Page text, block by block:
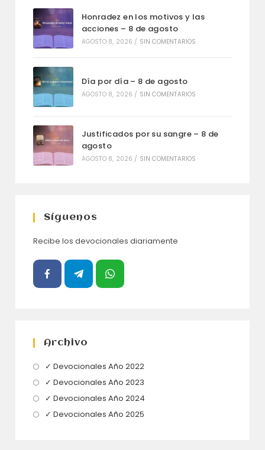
Honradez en los motivos y las
acciones – 8 de agosto
AGOSTO 8, 2026 / SIN COMENTARIOS
Día por día – 8 de agosto
AGOSTO 8, 2026 / SIN COMENTARIOS
Justificados por su sangre – 8 de
agosto
AGOSTO 8, 2026 / SIN COMENTARIOS
Síguenos
Recibe los devocionales diariamente
Archivo
✓ Devocionales Año 2022Se
✓ Devocionales Año 2023
abre
✓ Devocionales Año 2024
✓ Devocionales Año 2025